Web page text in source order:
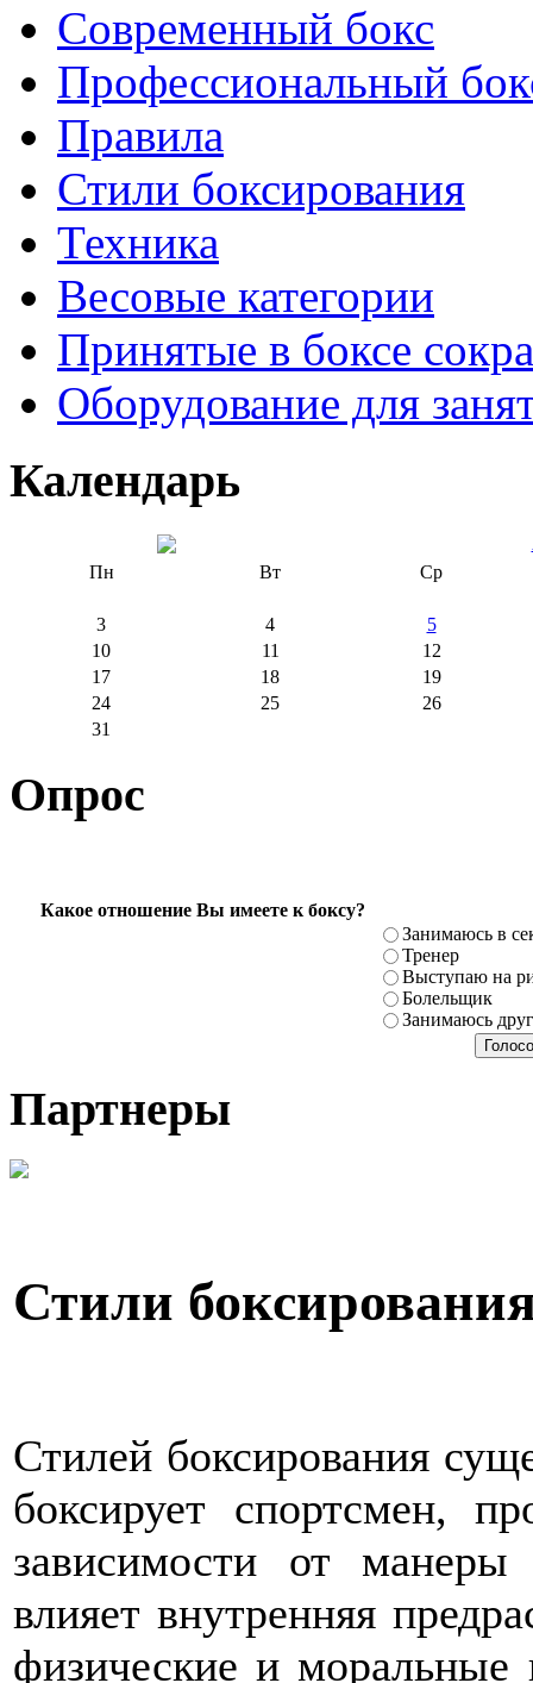
Современный бокс
Профессиональный
Правила
Стили боксирования
Техника
Весовые категории
Принятые в боксе
Оборудование для
Календарь
Пн
Вт Ср
3 4
5
10
11
12
17
18
19
24
25
26
31
Опрос
Какое отношение Вы имеете к боксу?
Занимаюсь в
Тренер
Выступаю на
Болельщик
Занимаюсь
Партнеры
Стили
Стилей боксирования
боксирует спортсмен,
зависимости от
влияет внутренняя
физические и моральные